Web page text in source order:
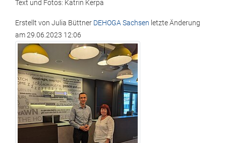
Text und Fotos: Katrin Kerpa
Erstellt von Julia Büttner DEHOGA Sachsen letzte Änderung
am29.06.2023 12:06